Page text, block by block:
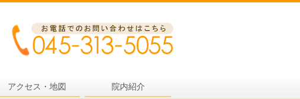
アクセス・地図 院内紹介